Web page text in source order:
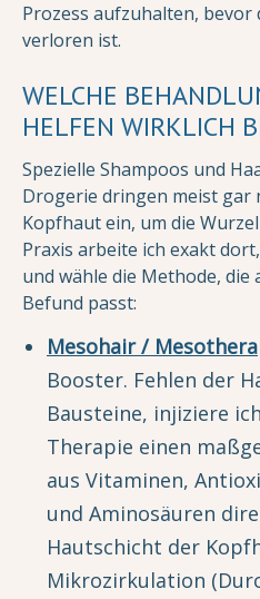
Prozess aufzuhalten,
verloren ist.
WELCHE
HELFEN WIRKLICH
Spezielle Shampoos und
Drogerie dringen meist gar
Kopfhaut ein, um die
Praxis arbeite ich exakt
und wähle die Methode, die
Befund passt:
Mesohair /
Booster. Fehlen der
Bausteine, injiziere
Therapie einen
aus Vitaminen,
und Aminosäuren
Hautschicht der
Mikrozirkulation